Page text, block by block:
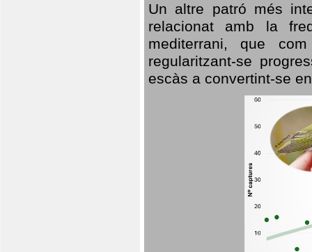
Un altre patró més
relacionat amb la
mediterrani, que
regularitzant-se
escàs a convertint-se